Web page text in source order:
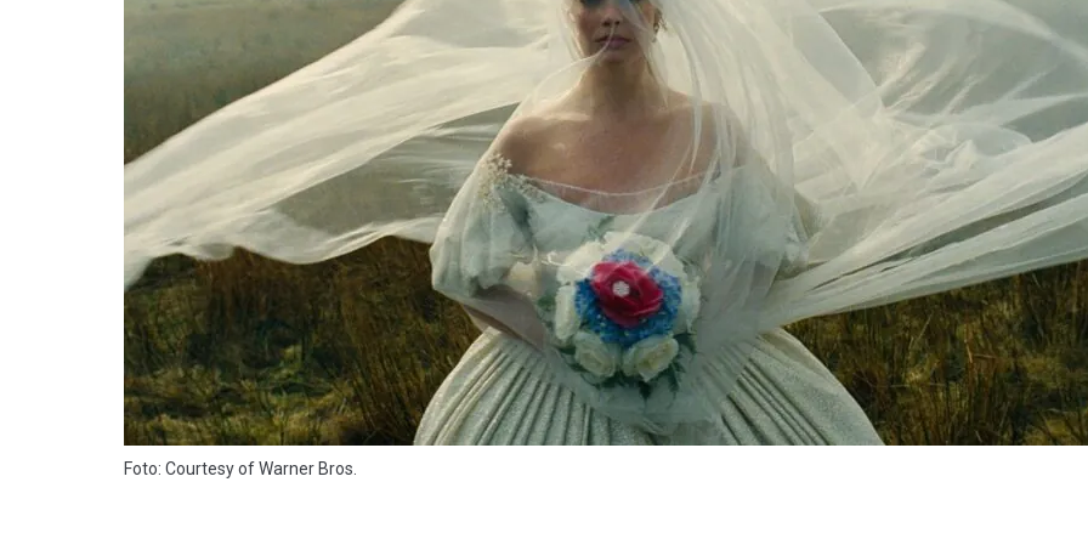
Foto: Courtesy of Warner Bros.